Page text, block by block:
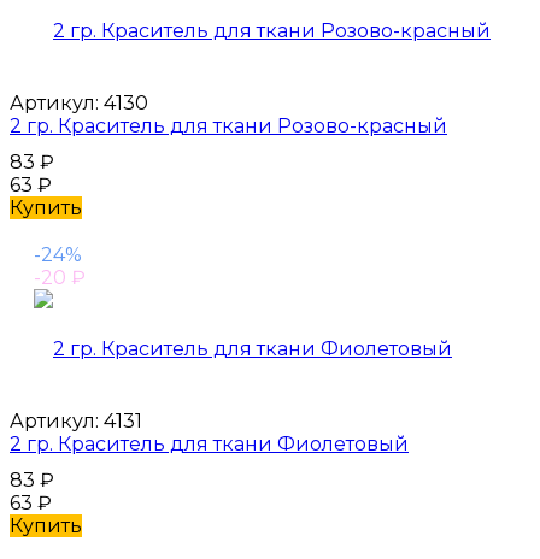
Артикул: 4130
2 гр. Краситель для ткани Розово-красный
83 ₽
63 ₽
Купить
-24%
-20 ₽
Артикул: 4131
2 гр. Краситель для ткани Фиолетовый
83 ₽
63 ₽
Купить